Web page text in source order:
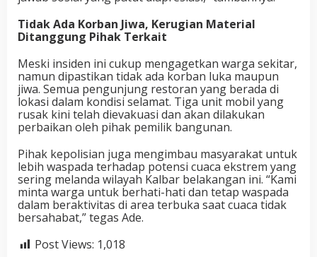
Tidak Ada Korban Jiwa, Kerugian Material
Ditanggung Pihak Terkait
Meski insiden ini cukup mengagetkan warga sekitar,
namun dipastikan tidak ada korban luka maupun
jiwa. Semua pengunjung restoran yang berada di
lokasi dalam kondisi selamat. Tiga unit mobil yang
rusak kini telah dievakuasi dan akan dilakukan
perbaikan oleh pihak pemilik bangunan.
Pihak kepolisian juga mengimbau masyarakat untuk
lebih waspada terhadap potensi cuaca ekstrem yang
sering melanda wilayah Kalbar belakangan ini. “Kami
minta warga untuk berhati-hati dan tetap waspada
dalam beraktivitas di area terbuka saat cuaca tidak
bersahabat,”tegas Ade.
Post Views: 1,018